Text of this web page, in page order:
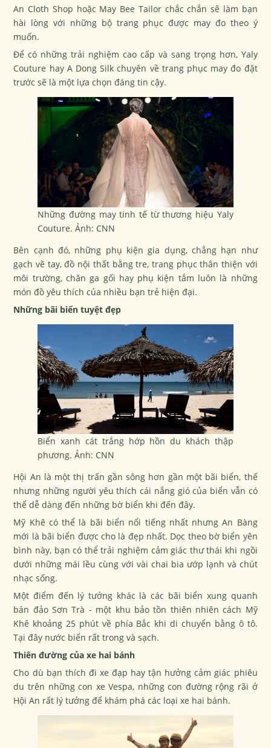
An Cloth Shop hoặc May Bee Tailor chắc chắn sẽ làm bạn
hài lòng với những bộ trang phục được may đo theo ý
muốn.
Để có những trải nghiệm cao cấp và sang trọng hơn, Yaly
Couture hay A Dong Silk chuyên về trang phục may đo đặt
trước sẽ là một lựa chọn đáng tin cậy.
Những đường may tinh tế từ thương hiệu Yaly
Couture. Ảnh: CNN
Bên cạnh đó, những phụ kiện gia dụng, chẳng hạn như
gạch vẽ tay, đồ nội thất bằng tre, trang phục thân thiện với
môi trường, chăn ga gối hay phụ kiện tắm luôn là những
món đồ yêu thích của nhiều bạn trẻ hiện đại.
Những bãi biển tuyệt đẹp
Biển xanh cát trắng hớp hồn du khách thập
phương. Ảnh: CNN
Hội An là một thị trấn gần sông hơn gần một bãi biển, thế
nhưng những người yêu thích cái nắng gió của biển vẫn có
thể dễ dàng đến những bờ biển khi đến đây.
Mỹ Khê có thể là bãi biển nổi tiếng nhất nhưng An Bàng
mới là bãi biển được cho là đẹp nhất. Dọc theo bờ biển yên
bình này, bạn có thể trải nghiệm cảm giác thư thái khi ngồi
dưới những mái lều cùng với vài chai bia ướp lạnh và chút
nhạc sống.
Một điểm đến lý tưởng khác là các bãi biển xung quanh
bán đảo Sơn Trà - một khu bảo tồn thiên nhiên cách Mỹ
Khê khoảng 25 phút về phía Bắc khi di chuyển bằng ô tô.
Tại đây nước biển rất trong và sạch.
Thiên đường của xe hai bánh
Cho dù bạn thích đi xe đạp hay tận hưởng cảm giác phiêu
du trên những con xe Vespa, những con đường rộng rãi ở
Hội An rất lý tưởng để khám phá các loại xe hai bánh.